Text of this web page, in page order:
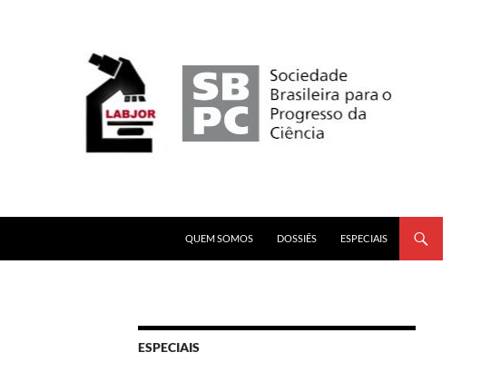
QUEM SOMOS
DOSSIÊS ESPECIAIS
ESPECIAIS